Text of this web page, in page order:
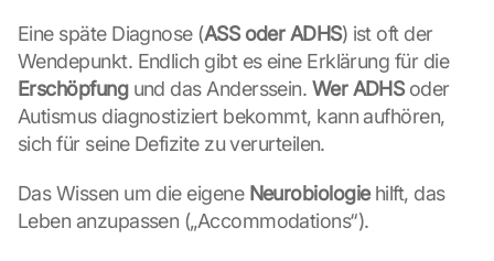
Eine späte Diagnose (ASS oder ADHS) ist oft der
Wendepunkt. Endlich gibt es eine Erklärung für die
Erschöpfung und das Anderssein. Wer ADHS oder
Autismus diagnostiziert bekommt, kann aufhören,
sich für seine Defizite zu verurteilen.
Das Wissen um die eigene Neurobiologie hilft, das
Leben anzupassen („Accommodations“).
i
r
m
i
m
e